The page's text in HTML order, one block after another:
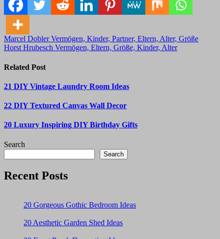
Post
navigation
Marcel Dobler Vermögen, Kinder, Partner, Eltern, Alter, Größe
Horst Hrubesch Vermögen, Eltern, Größe, Kinder, Alter
Related Post
21 DIY Vintage Laundry Room Ideas
22 DIY Textured Canvas Wall Decor
20 Luxury Inspiring DIY Birthday Gifts
Search
Search
Recent Posts
20 Gorgeous Gothic Bedroom Ideas
20 Aesthetic Garden Shed Ideas